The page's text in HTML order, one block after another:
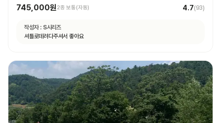
745,000원2종 보통(자동) 4.7(93)
작성자 : S시리즈
셔틀로데려다주셔서 좋아요